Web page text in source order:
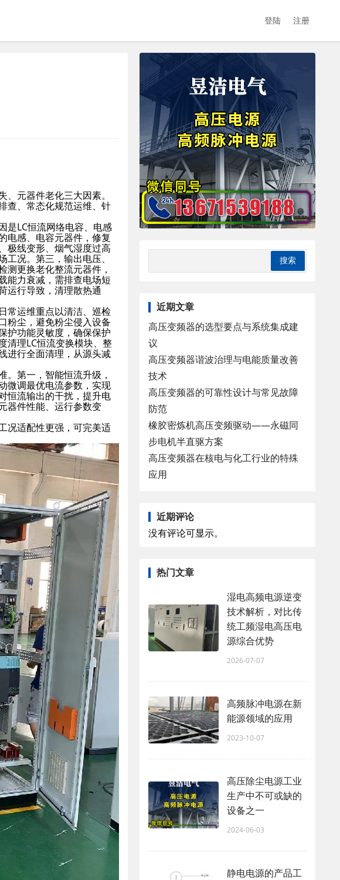
登陆 注册
元器件老化三大因素。
查、常态化规范运维、针
是LC恒流网络电容、电感
电感、电容元器件，修复
极线变形、烟气湿度过高
况。第三，输出电压、
更换老化整流元器件，
能力衰减，需排查电场短
运行导致，清理散热通
常运维重点以清洁、巡检
粉尘，避免粉尘侵入设备
护功能灵敏度，确保保护
清理LC恒流变换模块、整
进行全面清理，从源头减
第一，智能恒流升级，
微调最优电流参数，实现
恒流输出的干扰，提升电
器件性能、运行参数变
况适配性更强，可完美适
近期文章
高压变频器的选型要点与系统集成建
议
高压变频器谐波治理与电能质量改善
技术
高压变频器的可靠性设计与常见故障
防范
橡胶密炼机高压变频驱动——永磁同
步电机半直驱方案
高压变频器在核电与化工行业的特殊
应用
近期评论
没有评论可显示。
热门文章
湿电高频电源逆变
技术解析，对比传
统工频湿电高压电
源综合优势
2026-07-07
高频脉冲电源在新
能源领域的应用
2023-10-07
高压除尘电源工业
生产中不可或缺的
设备之一
2024-06-03
静电电源的产品工